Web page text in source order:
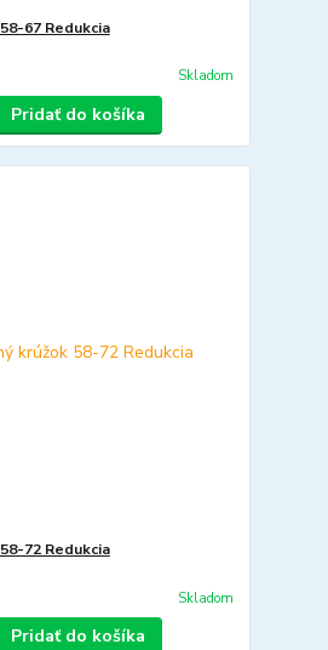
67 Redukcia
Skladom
Pridať do košíka
72 Redukcia
Skladom
Pridať do košíka